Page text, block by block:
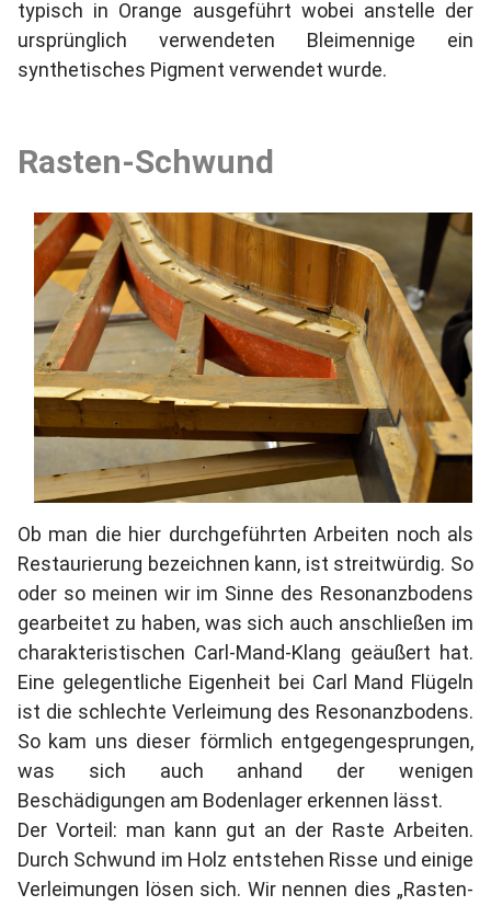
typisch in Orange ausgeführt wobei anstelle der
ursprünglich verwendeten Bleimennige ein
synthetisches Pigment verwendet wurde.
Rasten-Schwund
Ob man die hier durchgeführten Arbeiten noch als
Restaurierung bezeichnen kann, ist streitwürdig. So
oder so meinen wir im Sinne des Resonanzbodens
gearbeitet zu haben, was sich auch anschließen im
charakteristischen Carl-Mand-Klang geäußert hat.
Eine gelegentliche Eigenheit bei Carl Mand Flügeln
ist die schlechte Verleimung des Resonanzbodens.
So kam uns dieser förmlich entgegengesprungen,
was sich auch anhand der wenigen
Beschädigungen am Bodenlager erkennen lässt.
Der Vorteil: man kann gut an der Raste Arbeiten.
Durch Schwund im Holz entstehen Risse und einige
Verleimungen lösen sich. Wir nennen dies „Rasten-